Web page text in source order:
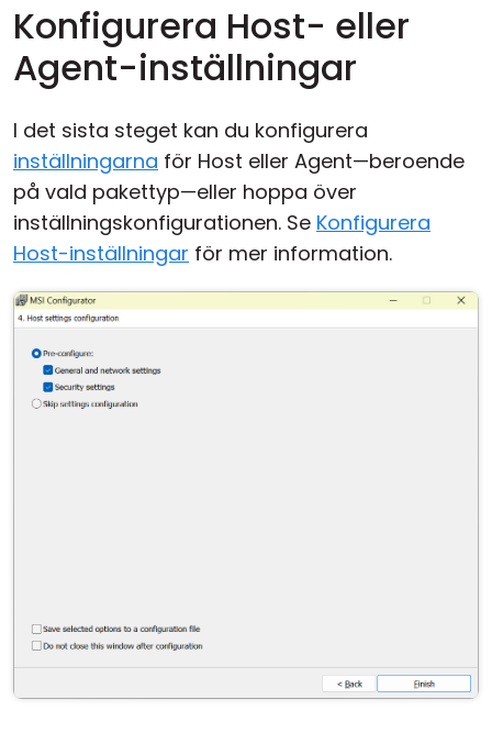
Konfigurera Host- eller
Agent-inställningar
I det sista steget kan du konfigurera
inställningarna för Host eller Agent—beroende
på vald pakettyp—eller hoppa över
inställningskonfigurationen. Se Konfigurera
Host-inställningar för mer information.